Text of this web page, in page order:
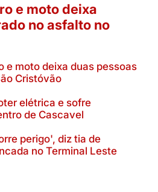
e moto deixa
no asfalto no
e moto deixa duas pessoas
Cristóvão
elétrica e sofre
de Cascavel
perigo', diz tia de
no Terminal Leste